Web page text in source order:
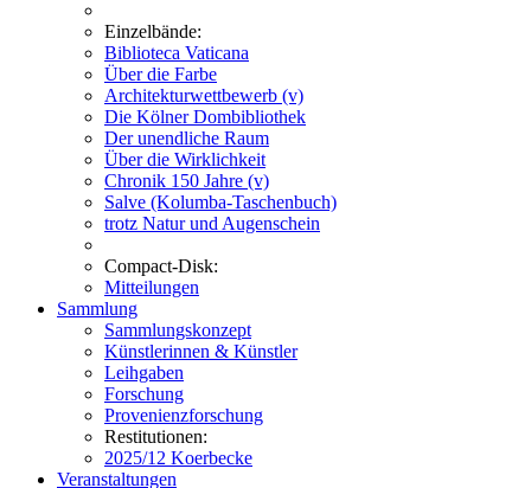
Einzelbände:
Biblioteca Vaticana
Über die Farbe
Architekturwettbewerb (v)
Die Kölner Dombibliothek
Der unendliche Raum
Über die Wirklichkeit
Chronik 150 Jahre (v)
Salve (Kolumba-Taschenbuch)
trotz Natur und Augenschein
Compact-Disk:
Mitteilungen
Sammlung
Sammlungskonzept
Künstlerinnen & Künstler
Leihgaben
Forschung
Provenienzforschung
Restitutionen:
2025/12 Koerbecke
Veranstaltungen